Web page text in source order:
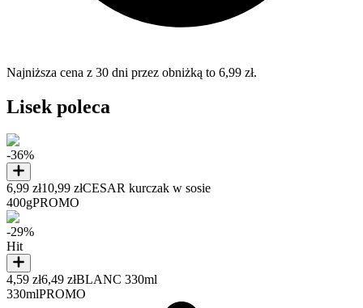
Najniższa cena z 30 dni przez obniżką to 6,99 zł.
Lisek poleca
-36%
6,99 zł10,99 złCESAR kurczak w sosie
400gPROMO
-29%
Hit
4,59 zł6,49 złBLANC 330ml
330mlPROMO